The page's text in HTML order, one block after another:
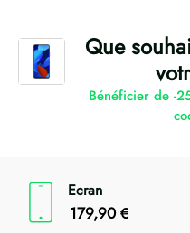
Que
Bénéficier de -
Ecran
179,90 €